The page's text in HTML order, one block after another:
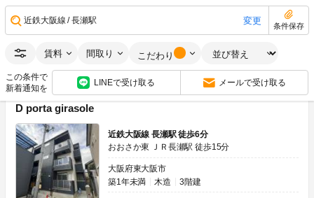
近鉄大阪線 長瀬駅 変更
条件保存
賃料 間取り こだわり
この条件で
新着通知を
LINEで受け取る メールで受け取る
画像：30枚 ネット無料 南向き
空室状況をお問い合わせ
D porta girasole
近鉄大阪線 長瀬駅 徒歩6分
おおさか東 ＪＲ長瀬駅 徒歩15分
大阪府東大阪市
築1年未満
木造 3階建